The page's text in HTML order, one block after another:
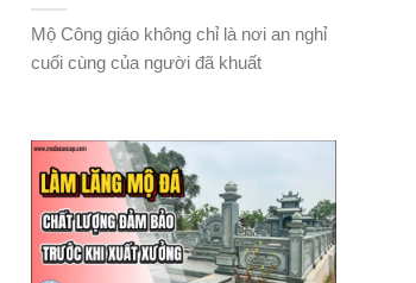
Mộ Công giáo không chỉ là nơi an nghỉ
cuối cùng của người đã khuất